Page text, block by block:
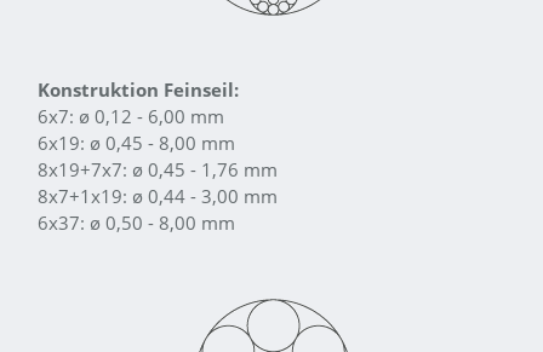
Konstruktion Feinseil:
6x7: ø 0,12 - 6,00 mm
6x19: ø 0,45 - 8,00 mm
8x19+7x7: ø 0,45 - 1,76 mm
8x7+1x19: ø 0,44 - 3,00 mm
6x37: ø 0,50 - 8,00 mm